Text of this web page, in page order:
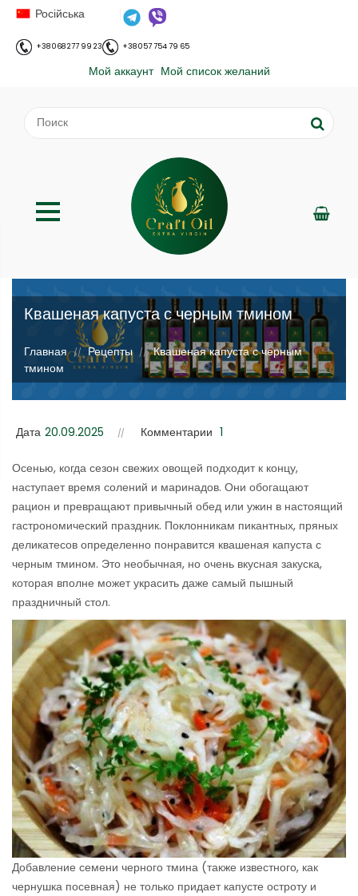
Російська
+38 068 277 99 23 +38 057 754 79 65
Мой аккаунт Мой список желаний
Квашеная капуста с черным тмином
;
Главная // Рецепты // Квашеная капуста с черным
тмином
Дата 20.09.2025 Комментарии 1
Осенью, когда сезон свежих овощей подходит к концу,
наступает время солений и маринадов. Они обогащают
рацион и превращают привычный обед или ужин в настоящий
гастрономический праздник. Поклонникам пикантных, пряных
деликатесов определенно понравится квашеная капуста с
черным тмином. Это необычная, но очень вкусная закуска,
которая вполне может украсить даже самый пышный
праздничный стол.
Добавление семени черного тмина (также известного, как
чернушка посевная) не только придает капусте остроту и